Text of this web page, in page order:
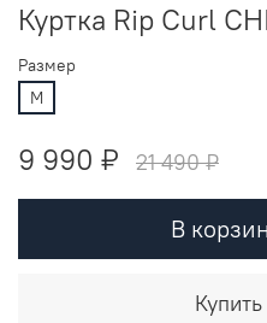
Размер
M
9 990 ₽ 21 490 ₽
В